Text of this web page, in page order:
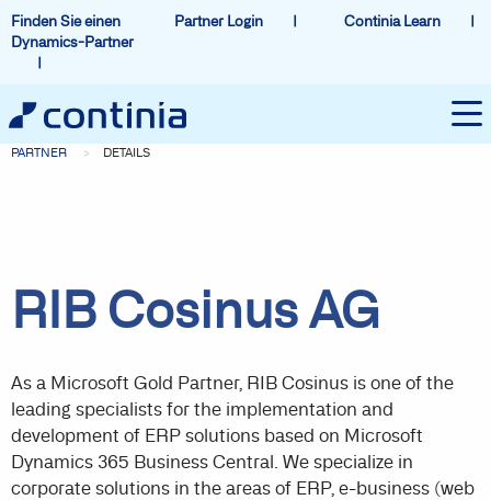
Finden Sie einen
Dynamics-Partner
Partner Login Continia Learn
PARTNER DETAILS
RIB Cosinus AG
As a Microsoft Gold Partner, RIB Cosinus is one of the
leading specialists for the implementation and
development of ERP solutions based on Microsoft
Dynamics 365 Business Central. We specialize in
corporate solutions in the areas of ERP, e-business (web